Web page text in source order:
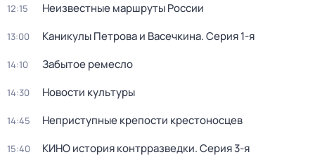
12:15 Неизвестные маршруты России
13:00 Каникулы Петрова и Васечкина. Серия 1-я
14:10 Забытое ремесло
14:30 Новости культуры
14:45 Неприступные крепости крестоносцев
15:40 КИНО история контрразведки. Серия 3-я